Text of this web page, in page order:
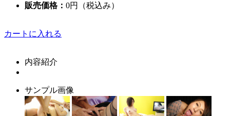
販売価格： 0円 （税込み）
カートに入れる
内容紹介
サンプル画像